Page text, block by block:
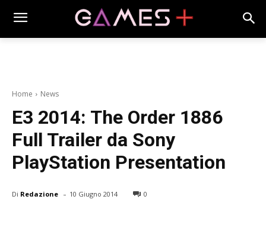
Home News
E3 2014: The Order 1886
Full Trailer da Sony
PlayStation Presentation
Di Redazione - 10 Giugno 2014 0